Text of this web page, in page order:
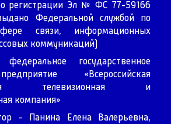
о регистрации Эл № ФС 77-59166
Федеральной службой по
связи, информационных
коммуникаций)
государственное
«Всероссийская
телевизионная и
компания»
- Панина Елена Валерьевна,